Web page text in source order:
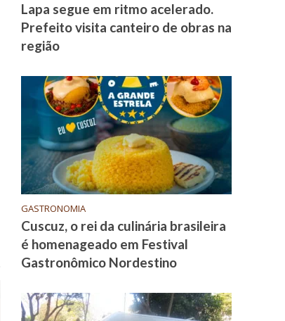
Lapa segue em ritmo acelerado.
Prefeito visita canteiro de obras na
região
GASTRONOMIA
Cuscuz, o rei da culinária brasileira
é homenageado em Festival
Gastronômico Nordestino